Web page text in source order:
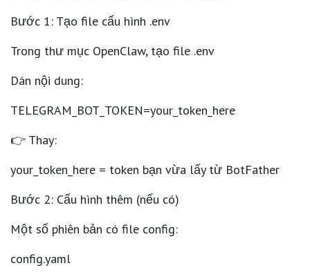
Bước 1: Tạo file cấu hình .env
Trong thư mục OpenClaw, tạo file .env
Dán nội dung:
TELEGRAM_BOT_TOKEN=your_token_here
👉 Thay:
your_token_here = token bạn vừa lấy từ BotFather
Bước 2: Cấu hình thêm (nếu có)
Một số phiên bản có file config:
config.yaml